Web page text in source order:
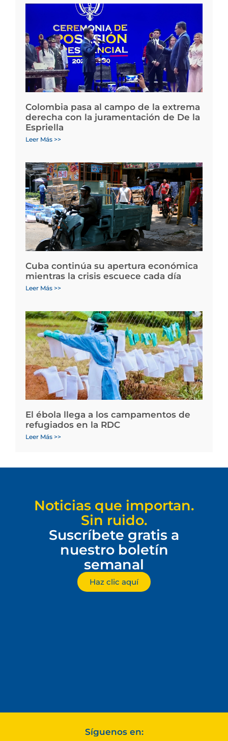
Colombia pasa al campo de la extrema
derecha con la juramentación de De la
Espriella
Leer Más >>
Cuba continúa su apertura económica
mientras la crisis escuece cada día
Leer Más >>
El ébola llega a los campamentos de
refugiados en la RDC
Leer Más >>
Noticias que importan.
Sin ruido.
Suscríbete gratis a
nuestro boletín
semanal
Haz clic aquí
Síguenos en: